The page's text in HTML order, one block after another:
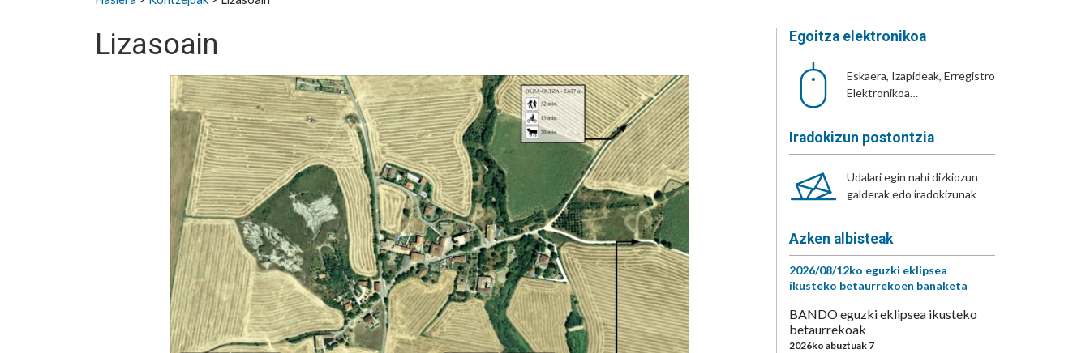
Lizasoain Egoitza elektronikoa
Eskaera, Izapideak, Erregistro
Elektronikoa…
Iradokizun postontzia
Udalari egin nahi dizkiozun
galderak edo iradokizunak
Azken albisteak
2026/08/12ko eguzki eklipsea
ikusteko betaurrekoen banaketa
BANDO eguzki eklipsea ikusteko
betaurrekoak
2026ko abuztuak 7